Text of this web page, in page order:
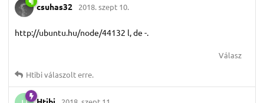
csuhas32 2018. szept 10.
http://ubuntu.hu/node/44132 l, de -.
Válasz
Htibiválaszolt erre.